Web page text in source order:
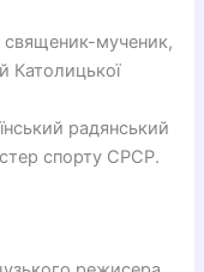
мученик,
Католицької
радянський
спорту СРСР.